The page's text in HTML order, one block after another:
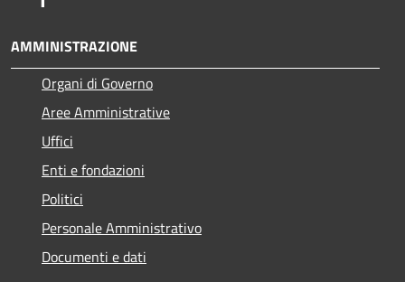
AMMINISTRAZIONE
Organi di Governo
Aree Amministrative
Uffici
Enti e fondazioni
Politici
Personale Amministrativo
Documenti e dati